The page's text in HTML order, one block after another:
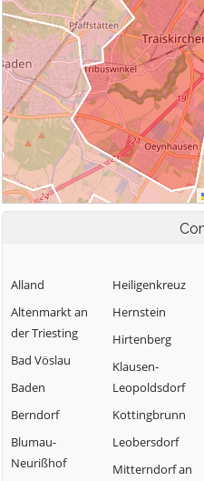
Alland
Altenmarkt an
der Triesting
Bad Vöslau
Baden
Berndorf
Blumau-
Neurißhof
Heiligenkreuz
Hernstein
Hirtenberg
Klausen-
Leopoldsdorf
Kottingbrunn
Leobersdorf
Mitterndorf an